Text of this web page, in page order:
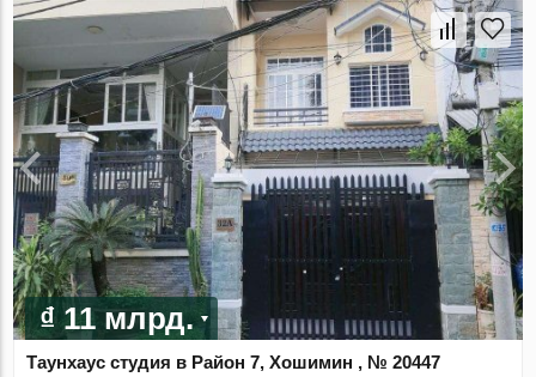
₫ 11 млрд.
Таунхаус студия в Район 7, Хошимин , № 20447